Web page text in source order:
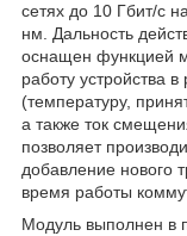
сетях до 10 Гбит/с
нм. Дальность
оснащен функцией
работу устройства
(температуру,
а также ток
позволяет
добавление нового
время работы
Модуль выполнен в